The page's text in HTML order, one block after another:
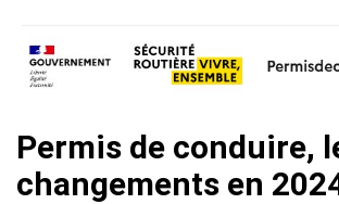
Permis de conduire,
changements en